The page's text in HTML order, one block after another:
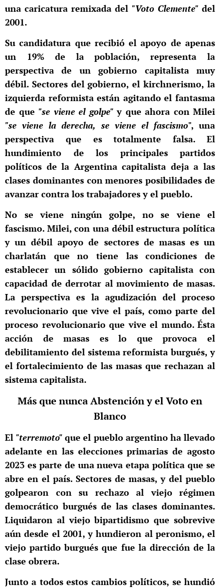
una caricatura remixada del "Voto Clemente" del
2001.
Su candidatura que recibió el apoyo de apenas
un 19% de la población, representa la
perspectiva de un gobierno capitalista muy
débil. Sectores del gobierno, el kirchnerismo, la
izquierda reformista están agitando el fantasma
de que "se viene el golpe"y que ahora con Milei
"se viene la derecha, se viene el fascismo", una
perspectiva que es totalmente falsa. El
hundimiento de los principales partidos
políticos de la Argentina capitalista deja a las
clases dominantes con menores posibilidades de
avanzar contra los trabajadores y el pueblo.
No se viene ningún golpe, no se viene el
fascismo. Milei, con una débil estructura política
y un débil apoyo de sectores de masas es un
charlatán que no tiene las condiciones de
establecer un sólido gobierno capitalista con
capacidad de derrotar al movimiento de masas.
La perspectiva es la agudización del proceso
revolucionario que vive el país, como parte del
proceso revolucionario que vive el mundo. Ésta
acción de masas es lo que provoca el
debilitamiento del sistema reformista burgués, y
el fortalecimiento de las masas que rechazan al
sistema capitalista.
Más que nunca Abstención y el Voto en
Blanco
El "terremoto" que el pueblo argentino ha llevado
adelante en las elecciones primarias de agosto
2023 es parte de una nueva etapa política que se
abre en el país. Sectores de masas, y del pueblo
golpearon con su rechazo al viejo régimen
democrático burgués de las clases dominantes.
Liquidaron al viejo bipartidismo que sobrevive
aún desde el 2001, y hundieron al peronismo, el
viejo partido burgués que fue la dirección de la
clase obrera.
Junto a todos estos cambios políticos, se hundió